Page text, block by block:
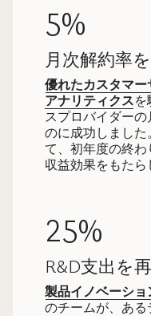
5%
月次解約率
優れたカスタマー
アナリティクスを
スプロバイダー
のに成功しました
て、初年度の終わ
収益効果をもたら
25%
R&D支出を
製品イノベーシ
のチームが、ある